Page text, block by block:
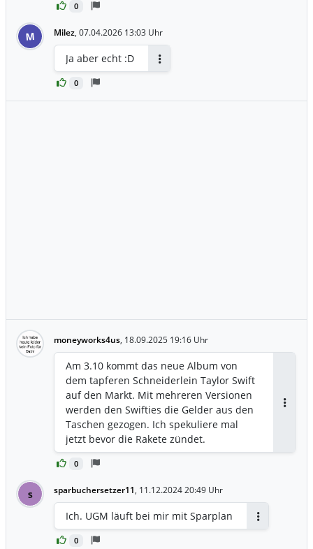
0
M Milez, 07.04.2026 13:03 Uhr
0
Ja aber echt :D
moneyworks4us, 18.09.2025 19:16 Uhr
0
Am 3.10 kommt das neue Album von
dem tapferen Schneiderlein Taylor Swift
auf den Markt. Mit mehreren Versionen
werden den Swifties die Gelder aus den
Taschen gezogen. Ich spekuliere mal
jetzt bevor die Rakete zündet.
s sparbuchersetzer11, 11.12.2024 20:49 Uhr
0
Ich. UGM läuft bei mir mit Sparplan